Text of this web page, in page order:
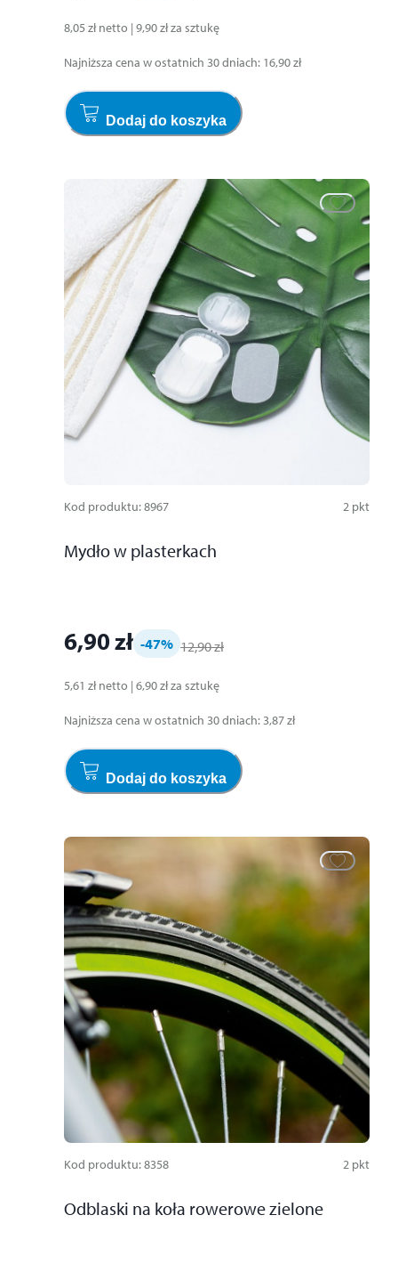
8,05 zł netto | 9,90 złza sztukę
Najniższa cena w ostatnich 30 dniach: 16,90 zł
Dodaj do koszyka
Kod produktu:8967 2 pkt
Mydło w plasterkach
6,90 zł -47% 12,90 zł
5,61 zł netto | 6,90 złza sztukę
Najniższa cena w ostatnich 30 dniach:3,87 zł
Dodaj do koszyka
Kod produktu:8358 2 pkt
Odblaski na koła rowerowe zielone